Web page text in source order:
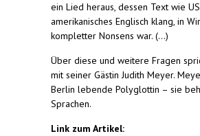
ein Lied heraus, dessen Text wie
amerikanisches Englisch klang, in
kompletter Nonsens war. (...)
Über diese und weitere Fragen
mit seiner Gästin Judith Meyer.
Berlin lebende Polyglottin – sie
Sprachen.
Link zum Artikel: